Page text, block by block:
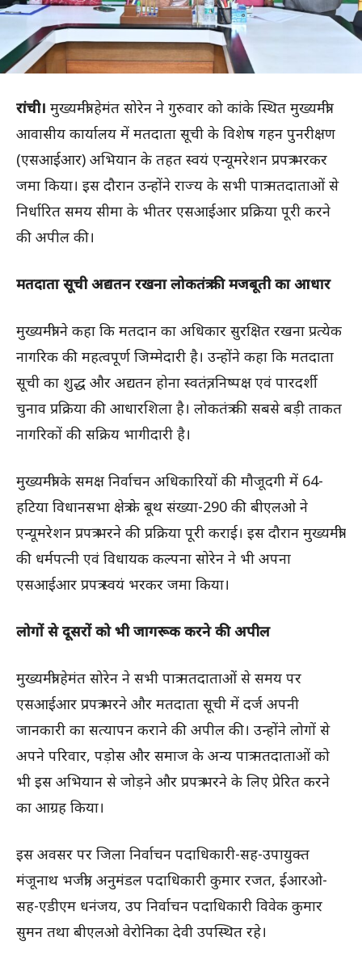
रांची। मुख्यमंत्री हेमंत सोरेन ने गुरुवार को कांके स्थित मुख्यमंत्री
आवासीय कार्यालय में मतदाता सूची के विशेष गहन पुनरीक्षण
(एसआईआर) अभियान के तहत स्वयं एन्यूमरेशन प्रपत्र भरकर
जमा किया। इस दौरान उन्होंने राज्य के सभी पात्र मतदाताओं से
निर्धारित समय सीमा के भीतर एसआईआर प्रक्रिया पूरी करने
की अपील की।
मतदाता सूची अद्यतन रखना लोकतंत्र की मजबूती का आधार
मुख्यमंत्री ने कहा कि मतदान का अधिकार सुरक्षित रखना प्रत्येक
नागरिक की महत्वपूर्ण जिम्मेदारी है। उन्होंने कहा कि मतदाता
सूची का शुद्ध और अद्यतन होना स्वतंत्र, निष्पक्ष एवं पारदर्शी
चुनाव प्रक्रिया की आधारशिला है। लोकतंत्र की सबसे बड़ी ताकत
नागरिकों की सक्रिय भागीदारी है।
मुख्यमंत्री के समक्ष निर्वाचन अधिकारियों की मौजूदगी में 64-
हटिया विधानसभा क्षेत्र के बूथ संख्या-290 की बीएलओ ने
एन्यूमरेशन प्रपत्र भरने की प्रक्रिया पूरी कराई। इस दौरान मुख्यमंत्री
की धर्मपत्नी एवं विधायक कल्पना सोरेन ने भी अपना
एसआईआर प्रपत्र स्वयं भरकर जमा किया।
लोगों से दूसरों को भी जागरूक करने की अपील
मुख्यमंत्री हेमंत सोरेन ने सभी पात्र मतदाताओं से समय पर
एसआईआर प्रपत्र भरने और मतदाता सूची में दर्ज अपनी
जानकारी का सत्यापन कराने की अपील की। उन्होंने लोगों से
अपने परिवार, पड़ोस और समाज के अन्य पात्र मतदाताओं को
भी इस अभियान से जोड़ने और प्रपत्र भरने के लिए प्रेरित करने
का आग्रह किया।
इस अवसर पर जिला निर्वाचन पदाधिकारी-सह-उपायुक्त
मंजूनाथ भजंत्री, अनुमंडल पदाधिकारी कुमार रजत, ईआरओ-
सह-एडीएम धनंजय, उप निर्वाचन पदाधिकारी विवेक कुमार
सुमन तथा बीएलओ वेरोनिका देवी उपस्थित रहे।